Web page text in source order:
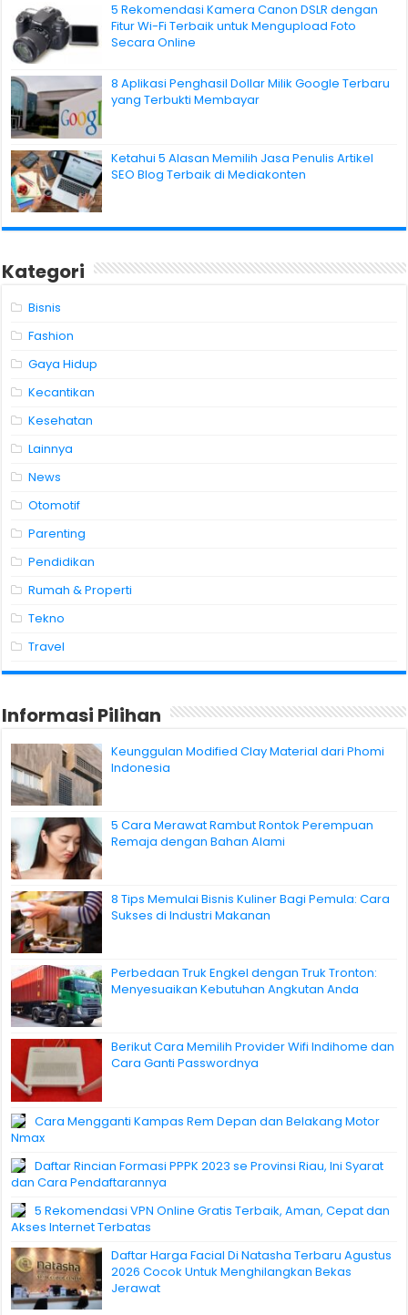
5 Rekomendasi Kamera Canon DSLR dengan
Fitur Wi-Fi Terbaik untuk Mengupload Foto
Secara Online
8 Aplikasi Penghasil Dollar Milik Google Terbaru
yang Terbukti Membayar
Ketahui 5 Alasan Memilih Jasa Penulis Artikel
SEO Blog Terbaik di Mediakonten
Kategori
Bisnis
Fashion
Gaya Hidup
Kecantikan
Kesehatan
Lainnya
News
Otomotif
Parenting
Pendidikan
Rumah & Properti
Tekno
Travel
Informasi Pilihan
Keunggulan Modified Clay Material dari Phomi
Indonesia
5 Cara Merawat Rambut Rontok Perempuan
Remaja dengan Bahan Alami
8 Tips Memulai Bisnis Kuliner Bagi Pemula: Cara
Sukses di Industri Makanan
Perbedaan Truk Engkel dengan Truk Tronton:
Menyesuaikan Kebutuhan Angkutan Anda
Berikut Cara Memilih Provider Wifi Indihome dan
Cara Ganti Passwordnya
Cara Mengganti Kampas Rem Depan dan Belakang Motor
Nmax
Daftar Rincian Formasi PPPK 2023 se Provinsi Riau, Ini Syarat
dan Cara Pendaftarannya
5 Rekomendasi VPN Online Gratis Terbaik, Aman, Cepat dan
Akses Internet Terbatas
Daftar Harga Facial Di Natasha Terbaru Agustus
2026 Cocok Untuk Menghilangkan Bekas
Jerawat